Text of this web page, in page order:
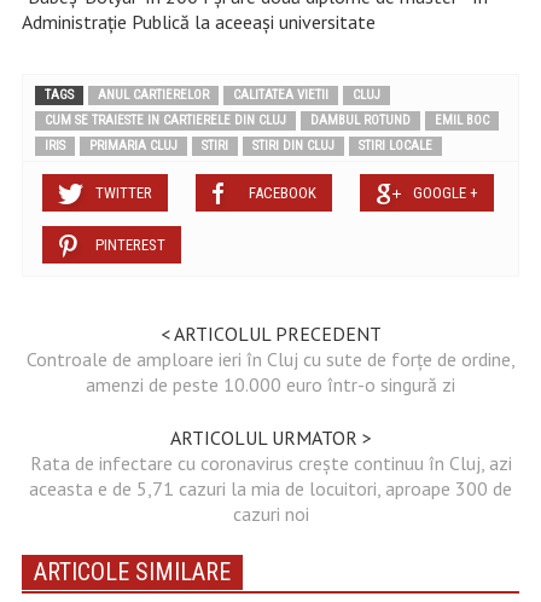
Administraţie Publică la aceeaşi universitate
TAGS ANUL CARTIERELOR CALITATEA VIETII
CLUJ
CUM SE TRAIESTE IN CARTIERELE DIN CLUJ
DAMBUL ROTUND
EMIL BOC
IRIS
PRIMARIA CLUJ STIRI STIRI DIN CLUJ STIRI LOCALE
TWITTER FACEBOOK GOOGLE +
PINTEREST
< ARTICOLUL PRECEDENT
Controale de amploare ieri în Cluj cu sute de forțe de ordine,
amenzi de peste 10.000 euro într-o singură zi
ARTICOLUL URMATOR >
Rata de infectare cu coronavirus crește continuu în Cluj, azi
aceasta e de 5,71 cazuri la mia de locuitori, aproape 300 de
cazuri noi
ARTICOLE SIMILARE